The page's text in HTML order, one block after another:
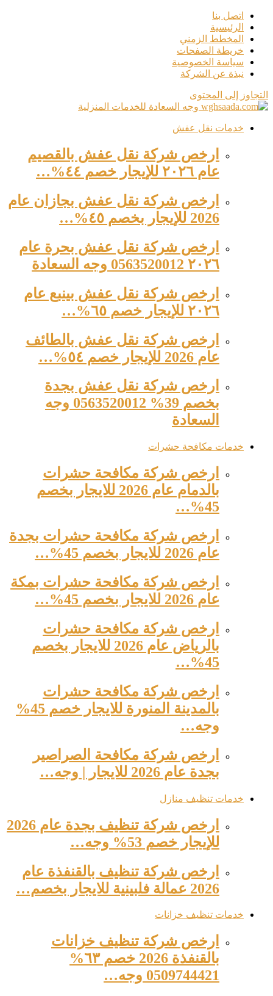
اتصل بنا
الرئيسية
المخطط الزمني
خريطة الصفحات
سياسة الخصوصية
نبذة عن الشركة
التجاوز إلى المحتوى
خدمات نقل عفش
ارخص شركة نقل عفش بالقصيم
عام ٢٠٢٦ للإيجار خصم ٤٤%…
ارخص شركة نقل عفش بجازان عام
2026 للإيجار بخصم ٤٥%…
ارخص شركة نقل عفش بحرة عام
٢٠٢٦ 0563520012 وجه السعادة
ارخص شركة نقل عفش بينبع عام
٢٠٢٦ للإيجار خصم ٦٥%…
ارخص شركة نقل عفش بالطائف
عام 2026 للإيجار خصم ٥٤%…
ارخص شركة نقل عفش بجدة
بخصم 39% 0563520012 وجه
السعادة
خدمات مكافحة حشرات
ارخص شركة مكافحة حشرات
بالدمام عام 2026 للايجار بخصم
45%…
ارخص شركة مكافحة حشرات بجدة
عام 2026 للايجار بخصم 45%…
ارخص شركة مكافحة حشرات بمكة
عام 2026 للايجار بخصم 45%…
ارخص شركة مكافحة حشرات
بالرياض عام 2026 للايجار بخصم
45%…
ارخص شركة مكافحة حشرات
بالمدينة المنورة للايجار خصم 45%
وجه…
ارخص شركة مكافحة الصراصير
بجدة عام 2026 للايجار | وجه…
خدمات تنظيف منازل
ارخص شركة تنظيف بجدة عام 2026
للإيجار خصم 53% وجه…
ارخص شركة تنظيف بالقنفذة عام
2026 عمالة فلبينية للايجار بخصم…
خدمات تنظيف خزانات
ارخص شركة تنظيف خزانات
بالقنفذة 2026 خصم ٦٣%
0509744421 وجه…